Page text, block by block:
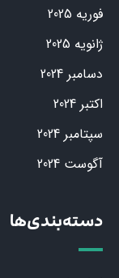
فوریه 2025
ژانویه 2025
دسامبر 2024
اکتبر 2024
سپتامبر 2024
آگوست 2024
دسته‌بندی‌ها